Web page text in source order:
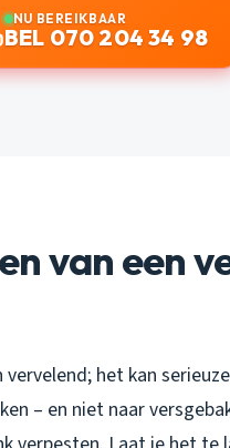
NU BEREIKBAAR
BEL 070 204 34 98
van een
het kan
– en niet naar